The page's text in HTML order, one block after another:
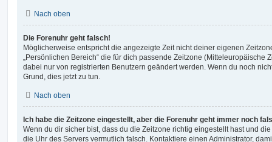
Nach oben
Die Forenuhr geht falsch!
Möglicherweise entspricht die angezeigte Zeit nicht deiner eigenen
„Persönlichen Bereich“ die für dich passende Zeitzone (Mitteleuropäische
dabei nur von registrierten Benutzern geändert werden. Wenn du noch
Grund, dies jetzt zu tun.
Nach oben
Ich habe die Zeitzone eingestellt, aber die Forenuhr geht immer noch
Wenn du dir sicher bist, dass du die Zeitzone richtig eingestellt hast und
die Uhr des Servers vermutlich falsch. Kontaktiere einen Administrator,